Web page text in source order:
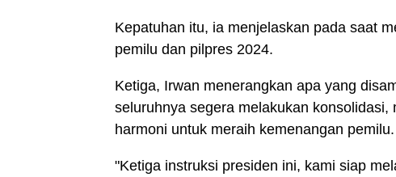
Kepatuhan itu, ia menjelaskan pada saat
pemilu dan pilpres 2024.
Ketiga, Irwan menerangkan apa yang
seluruhnya segera melakukan
harmoni untuk meraih kemenangan pemilu.
"Ketiga instruksi presiden ini, kami siap